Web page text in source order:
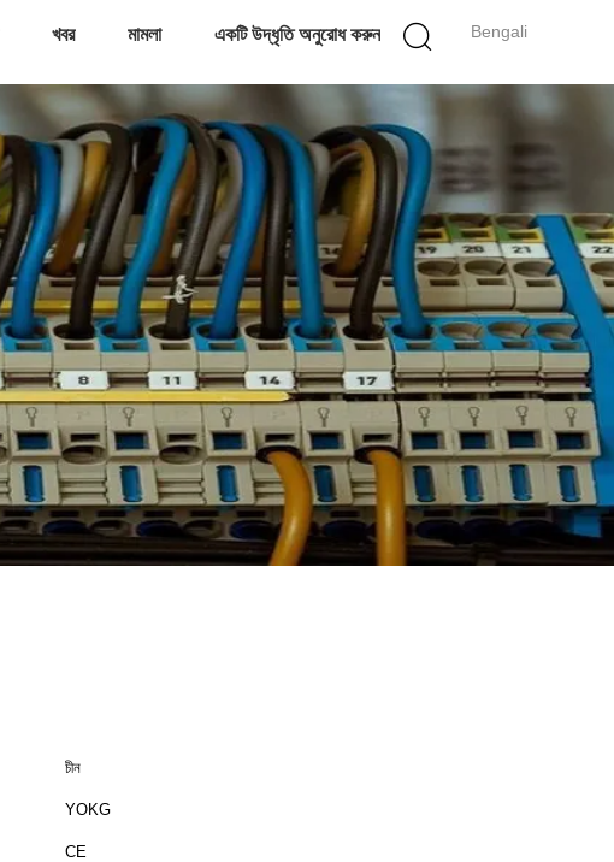
Bengali
খবর মামলা একটি উদ্ধৃতি অনুরোধ করুন
চীন
YOKG
CE